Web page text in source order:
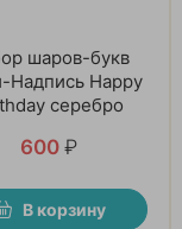
шаров-букв
Надпись Happy
серебро
600 ₽
В корзину